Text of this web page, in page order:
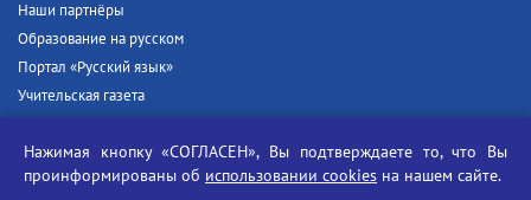
Наши партнёры
Образование на русском
Портал «Русский язык»
Учительская газета
Единый портал государственных услуг
Нажимая кнопку «СОГЛАСЕН», Вы подтверждаете то, что Вы
проинформированы об использовании cookies на нашем сайте.